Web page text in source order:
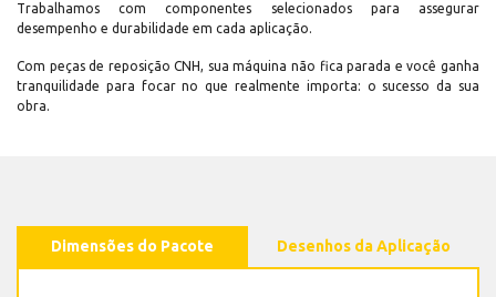
Trabalhamos com componentes selecionados para assegurar
desempenho e durabilidade em cada aplicação.
Com peças de reposição CNH, sua máquina não fica parada e você ganha
tranquilidade para focar no que realmente importa: o sucesso da sua
obra.
Dimensões do Pacote Desenhos da Aplicação